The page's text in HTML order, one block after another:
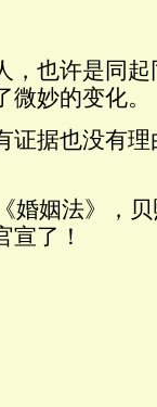
，也许是同
妙的变化。
证据也没有
婚姻法》，
了！